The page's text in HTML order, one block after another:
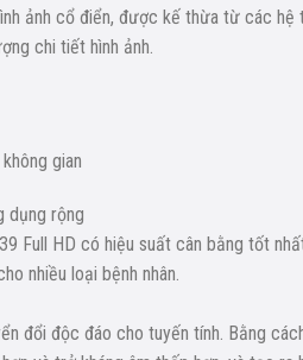
ảnh cổ điển, được kế thừa từ các
chi tiết hình ảnh.
gian
dụng rộng
Full HD có hiệu suất cân bằng tốt
nhiều loại bệnh nhân.
đổi độc đáo cho tuyến tính. Bằng